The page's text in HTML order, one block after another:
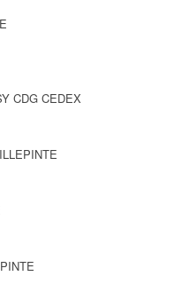
CDG CEDEX